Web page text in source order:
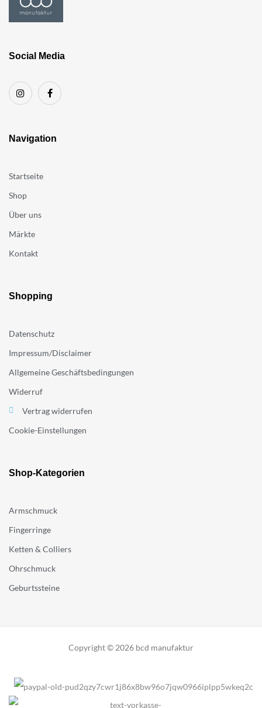
Social Media
Navigation
Startseite
Shop
Über uns
Märkte
Kontakt
Shopping
Datenschutz
Impressum/Disclaimer
Allgemeine Geschäftsbedingungen
Widerruf
Vertrag widerrufen
Cookie-Einstellungen
Shop-Kategorien
Armschmuck
Fingerringe
Ketten & Colliers
Ohrschmuck
Geburtssteine
Copyright © 2026 bcd manufaktur